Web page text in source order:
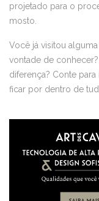
projetado para o
mosto.
Você já visitou
vontade de
diferença? Conte
ficar por dentro de